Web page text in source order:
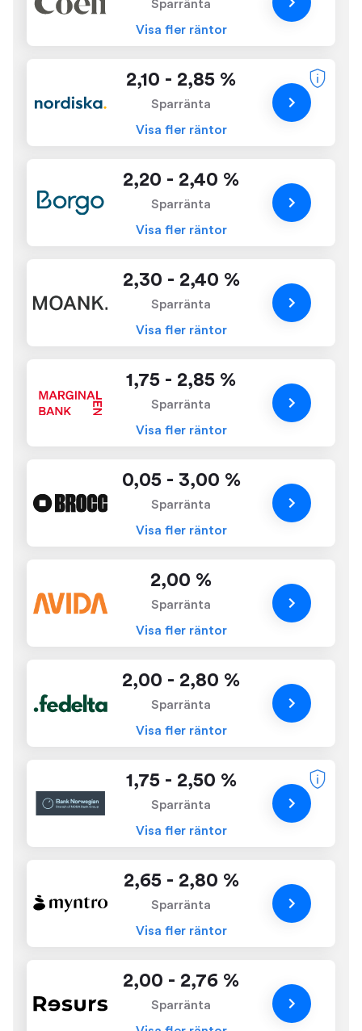
Sparränta
Visa fler räntor
2,10 - 2,85 %
Sparränta
Visa fler räntor
2,20 - 2,40 %
Sparränta
Visa fler räntor
2,30 - 2,40 %
Sparränta
Visa fler räntor
1,75 - 2,85 %
Sparränta
Visa fler räntor
0,05 - 3,00 %
Sparränta
Visa fler räntor
2,00 %
Sparränta
Visa fler räntor
2,00 - 2,80 %
Sparränta
Visa fler räntor
1,75 - 2,50 %
Sparränta
Visa fler räntor
2,65 - 2,80 %
Sparränta
Visa fler räntor
2,00 - 2,76 %
Sparränta